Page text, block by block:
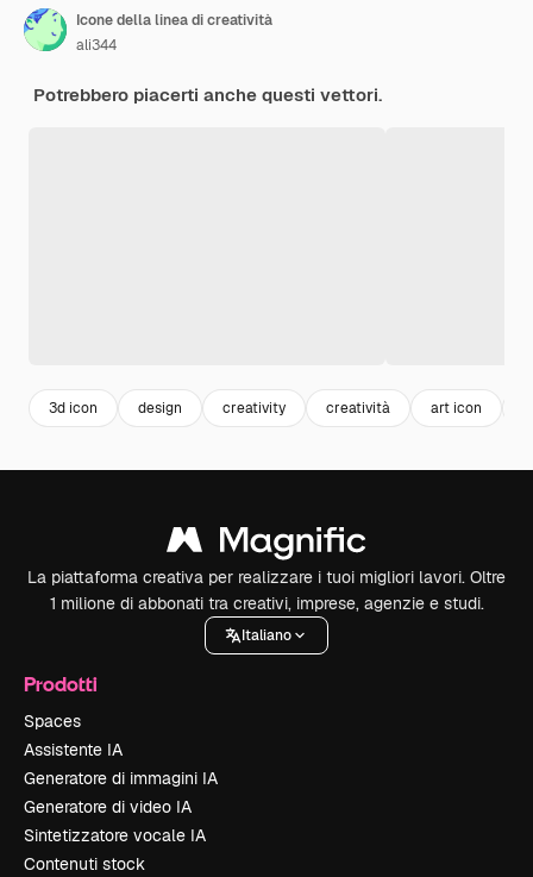
Icone della linea di creatività
ali344
Potrebbero piacerti anche questi vettori.
3d icon design creativity creatività art icon
La piattaforma creativa per realizzare i tuoi migliori lavori. Oltre
1 milione di abbonati tra creativi, imprese, agenzie e studi.
Italiano
Prodotti
Spaces
Assistente IA
Generatore di immagini IA
Generatore di video IA
Sintetizzatore vocale IA
Contenuti stock